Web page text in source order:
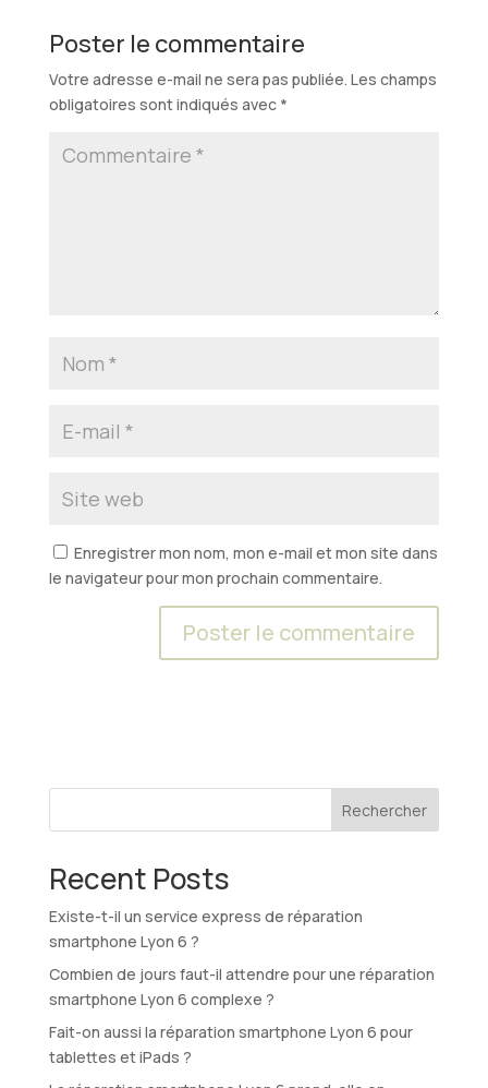
Poster le commentaire
Votre adresse e-mail ne sera pas publiée. Les champs
obligatoires sont indiqués avec *
Enregistrer mon nom, mon e-mail et mon site dans
le navigateur pour mon prochain commentaire.
i
e
:
Rechercher
Recent Posts
Existe-t-il un service express de réparation
smartphone Lyon 6 ?
Combien de jours faut-il attendre pour une réparation
smartphone Lyon 6 complexe ?
Fait-on aussi la réparation smartphone Lyon 6 pour
tablettes et iPads ?